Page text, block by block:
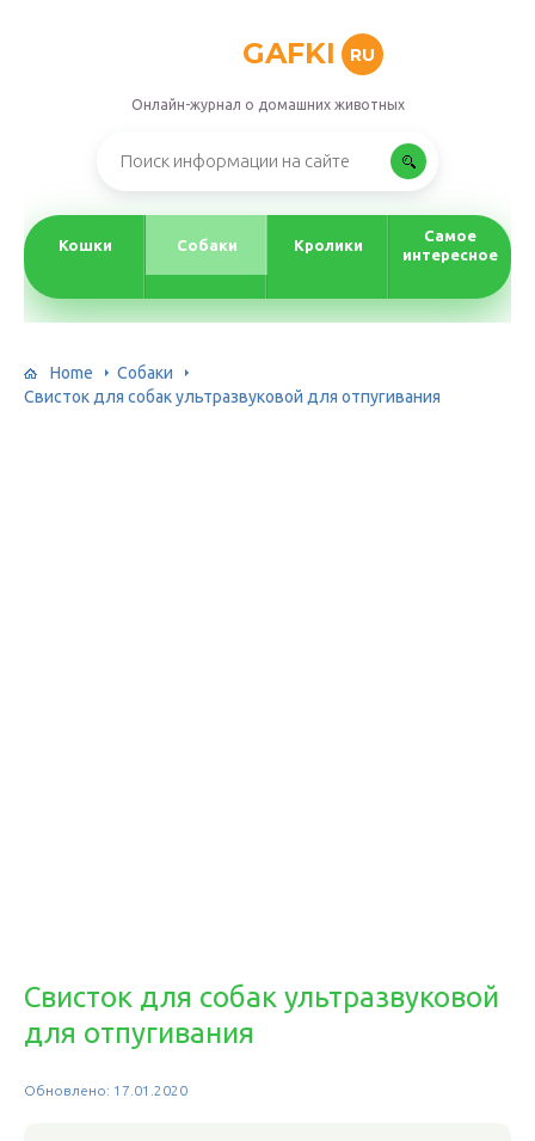
GAFKI RU
Онлайн-журнал о домашних животных
Кошки Собаки Кролики
Самое
интересное
Home
Собаки
Свисток для собак ультразвуковой для отпугивания
Свисток для собак ультразвуковой
для отпугивания
Обновлено: 17.01.2020